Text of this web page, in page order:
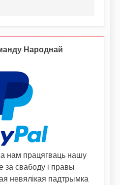
Народнай
нам працягваць нашу
за свабоду і правы
невялікая падтрымка